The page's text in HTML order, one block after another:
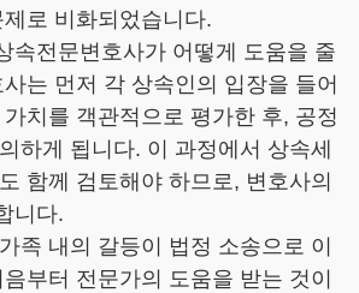
로 비화되었습니다.
속전문변호사가 어떻게 도움을 줄
는 먼저 각 상속인의 입장을 들어
치를 객관적으로 평가한 후, 공정
하게 됩니다. 이 과정에서 상속세
함께 검토해야 하므로, 변호사의
니다.
족 내의 갈등이 법정 소송으로 이
부터 전문가의 도움을 받는 것이